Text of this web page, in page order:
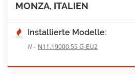
MONZA, ITALIEN
Installierte Modelle:
N- N11.19000.55 G-EU2